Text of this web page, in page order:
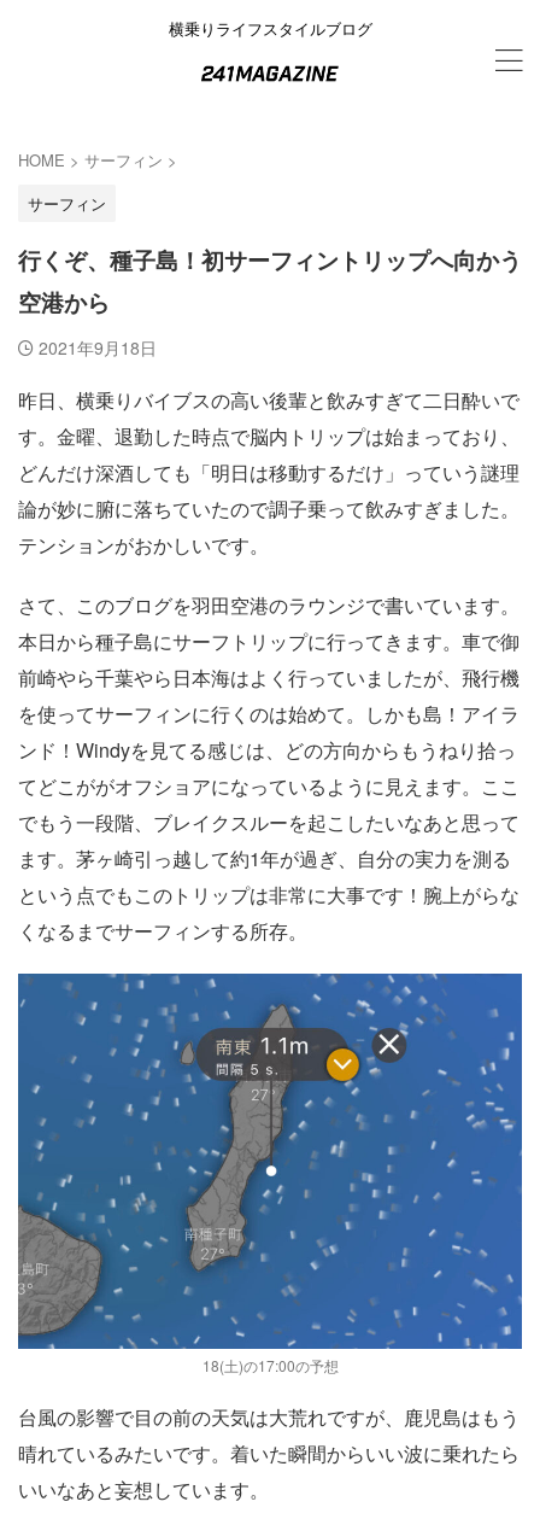
横乗りライフスタイルブログ
HOME > サーフィン >
サーフィン
行くぞ、種子島！初サーフィントリップへ向かう
空港から
2021年9月18日
昨日、横乗りバイブスの高い後輩と飲みすぎて二日酔いで
す。金曜、退勤した時点で脳内トリップは始まっており、
どんだけ深酒しても「明日は移動するだけ」っていう謎理
論が妙に腑に落ちていたので調子乗って飲みすぎました。
テンションがおかしいです。
さて、このブログを羽田空港のラウンジで書いています。
本日から種子島にサーフトリップに行ってきます。車で御
前崎やら千葉やら日本海はよく行っていましたが、飛行機
を使ってサーフィンに行くのは始めて。しかも島！アイラ
ンド！Windyを見てる感じは、どの方向からもうねり拾っ
てどこががオフショアになっているように見えます。ここ
でもう一段階、ブレイクスルーを起こしたいなあと思って
ます。茅ヶ崎引っ越して約1年が過ぎ、自分の実力を測る
という点でもこのトリップは非常に大事です！腕上がらな
くなるまでサーフィンする所存。
18(土)の17:00の予想
台風の影響で目の前の天気は大荒れですが、鹿児島はもう
晴れているみたいです。着いた瞬間からいい波に乗れたら
いいなあと妄想しています。